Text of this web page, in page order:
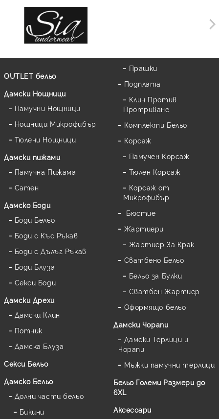
OUTLET бельо
Дамски Нощници
Памучни Нощници
Нощници Микрофибър
Тюлени Нощници
Дамски пижами
Памучна Пижама
Сатен
Дамскo Боди
Боди Бельо
Боди с Къс Ръкав
Боди с Дълъг Ръкав
Боди Блуза
Секси Боди
Дамски Дрехи
Дамски Клин
Потник
Дамска Блуза
Секси Бельо
Дамско Бельо
Долни части бельо
Бикини
Прашки
Подплата
Клин Против
Протриване
Комплекти Бельо
Корсаж
Памучен Корсаж
Тюлен Корсаж
Корсаж от
Микрофибър
Бюстие
Жартиери
Жартиер За Крак
Сватбено Бельо
Бельо за Булки
Сватбен Жартиер
Оформящо бельо
Дамски Чорапи
Дамски Терлици и
Чорапи
Мъжки памучни терлици
Бельо Големи Размери до
6XL
Аксесоари